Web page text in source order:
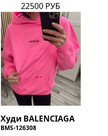
22500 РУБ
Худи BALENCIAGA
BMS-126308